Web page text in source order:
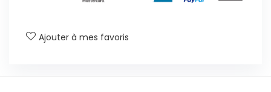
Ajouter à mes favoris